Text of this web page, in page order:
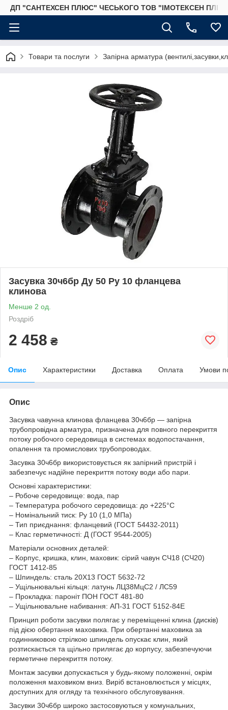
ДП "САНТЕХСЕН ПЛЮС" ЧЕСЬКОГО ТОВ "ІМОТЕКСЕН
Товари та послуги Запірна арматура
Засувка 30ч6бр Ду 50 Ру 10 фланцева
клинова
Менше 2 од.
Роздріб
2 458 ₴
Опис Характеристики Доставка Оплата Умови
Опис
Засувка чавунна клинова фланцева 30ч6бр — запірна
трубопровідна арматура, призначена для повного перекриття
потоку робочого середовища в системах водопостачання,
опалення та промислових трубопроводах.
Засувка 30ч6бр використовується як запірний пристрій і
забезпечує надійне перекриття потоку води або пари.
Основні характеристики:
– Робоче середовище: вода, пар
– Температура робочого середовища: до +225°C
– Номінальний тиск: Ру 10 (1,0 МПа)
– Тип приєднання: фланцевий (ГОСТ 54432-2011)
– Клас герметичності: Д (ГОСТ 9544-2005)
Матеріали основних деталей:
– Корпус, кришка, клин, маховик: сірий чавун СЧ18 (СЧ20)
ГОСТ 1412-85
– Шпиндель: сталь 20Х13 ГОСТ 5632-72
– Ущільнювальні кільця: латунь ЛЦ38МцС2 / ЛС59
– Прокладка: пароніт ПОН ГОСТ 481-80
– Ущільнювальне набивання: АП-31 ГОСТ 5152-84Е
Принцип роботи засувки полягає у переміщенні клина (дисків)
під дією обертання маховика. При обертанні маховика за
годинниковою стрілкою шпиндель опускає клин, який
розтискається та щільно прилягає до корпусу, забезпечуючи
герметичне перекриття потоку.
Монтаж засувки допускається у будь-якому положенні, окрім
положення маховиком вниз. Виріб встановлюється у місцях,
доступних для огляду та технічного обслуговування.
Засувки 30ч6бр широко застосовуються у комунальних,